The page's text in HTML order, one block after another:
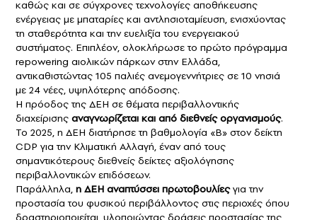
καθώς και σε σύγχρονες τεχνολογίες αποθήκευσης
ενέργειας με μπαταρίες και αντλησιοταμίευση, ενισχύοντας
τη σταθερότητα και την ευελιξίa του ενεργειακού
συστήματος. Επιπλέον, ολοκλήρωσε το πρώτο πρόγραμμα
repowering αιολικών πάρκων στην Ελλάδα,
αντικαθιστώντας 105 παλιές ανεμογεννήτριες σε 10 νησιά
με 24 νέες, υψηλότερης απόδοσης.
Η πρόοδος της ΔΕΗ σε θέματα περιβαλλοντικής
διαχείρισης αναγνωρίζεται και από διεθνείς οργανισμούς.
Το 2025, η ΔΕΗ διατήρησε τη βαθμολογία «Β» στον δείκτη
CDP για την Κλιματική Αλλαγή, έναν από τους
σημαντικότερους διεθνείς δείκτες αξιολόγησης
περιβαλλοντικών επιδόσεων.
Παράλληλα, η ΔΕΗ αναπτύσσει πρωτοβουλίεςγια την
προστασία του φυσικού περιβάλλοντος στις περιοχές όπου